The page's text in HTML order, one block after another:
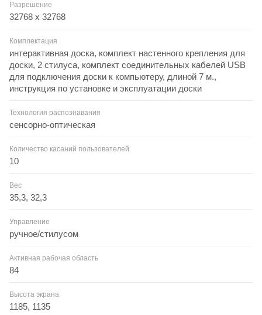
Разрешение
32768 х 32768
Комплектация
интерактивная доска, комплект настенного крепления для
доски, 2 стилуса, комплект соединительных кабелей USB
для подключения доски к компьютеру, длиной 7 м.,
инструкция по установке и эксплуатации доски
Технология распознавания
сенсорно-оптическая
Количество касаний пользователей
10
Вес
35,3, 32,3
Управление
ручное/стилусом
Активная рабочая область
84
Высота экрана
1185, 1135